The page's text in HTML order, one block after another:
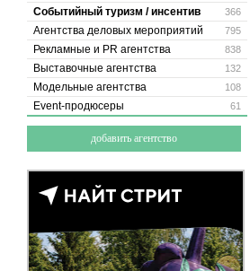
366
Событийный туризм / инсентив
795
Агентства деловых мероприятий
838
Рекламные и PR агентства
132
Выставочные агентства
108
Модельные агентства
61
Event-продюсеры
добавить агентство